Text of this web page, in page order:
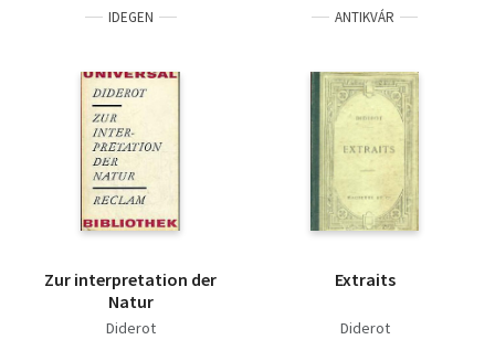
IDEGEN
Zur interpretation der
Natur
Diderot
ANTIKVÁR
Extraits
Diderot